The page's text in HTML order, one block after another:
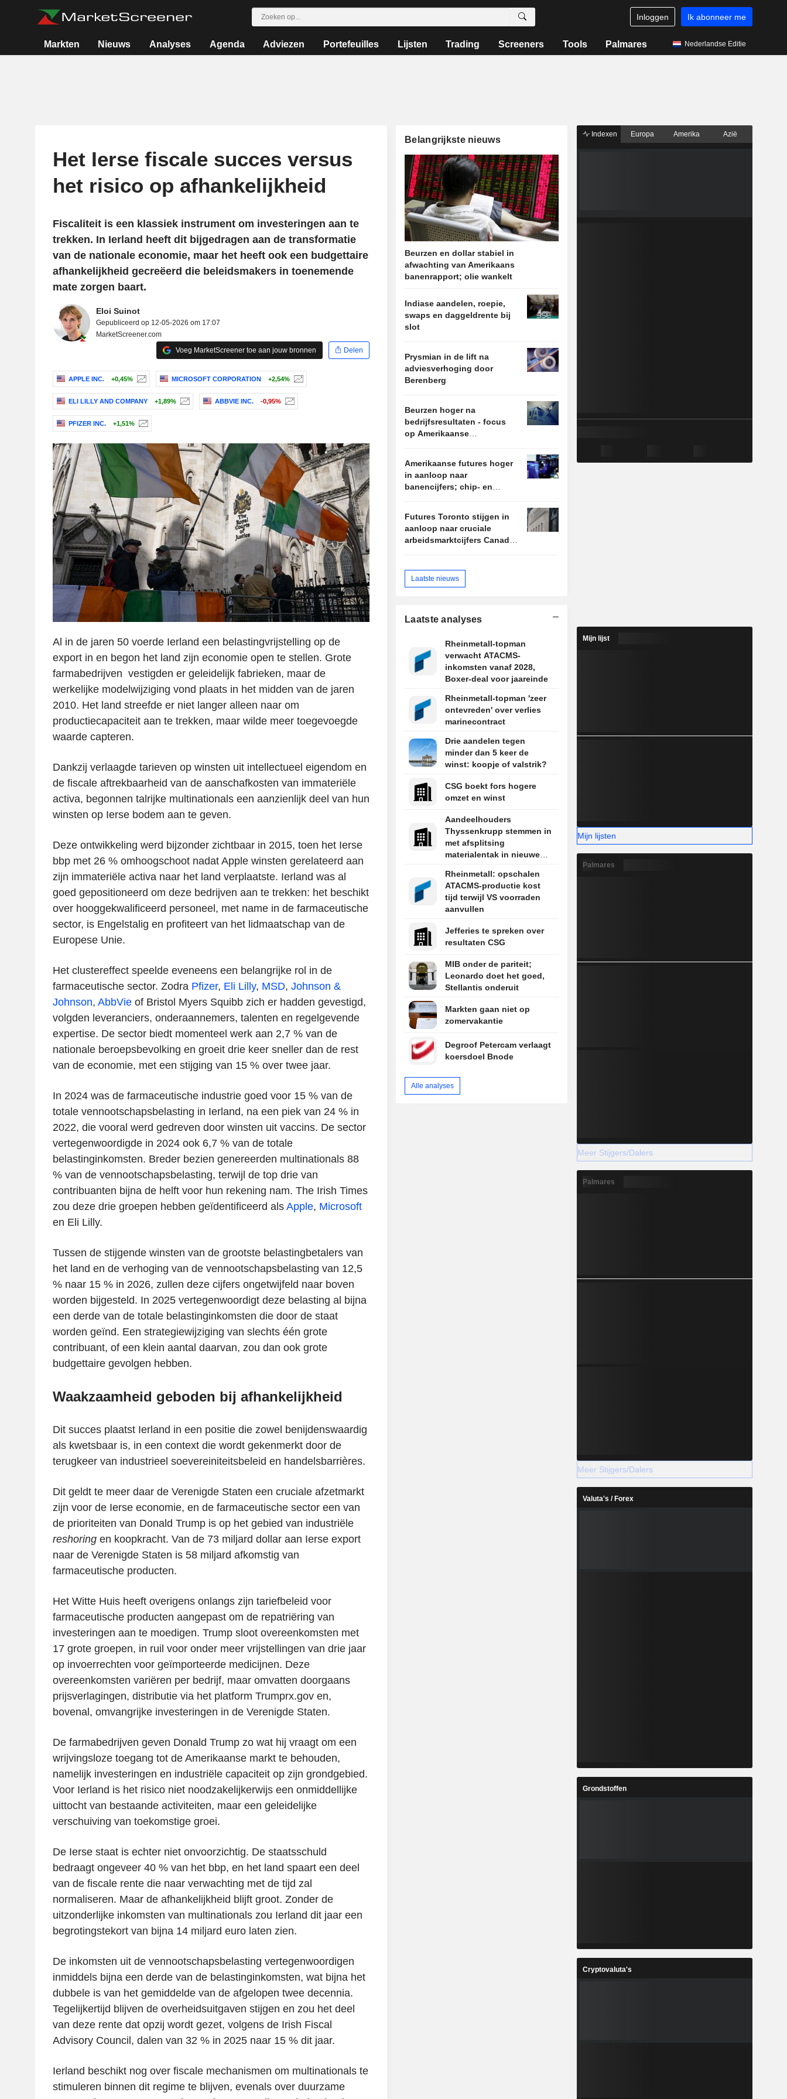
Inloggen Ik abonneer me
Markten Nieuws Analyses Agenda Adviezen Portefeuilles Lijsten Trading Screeners Tools Palmares Nederlandse Editie
Het Ierse fiscale succes versus
het risico op afhankelijkheid
Fiscaliteit is een klassiek instrument om investeringen aan te
trekken. In Ierland heeft dit bijgedragen aan de transformatie
van de nationale economie, maar het heeft ook een budgettaire
afhankelijkheid gecreëerd die beleidsmakers in toenemende
mate zorgen baart.
Eloi Suinot
Gepubliceerd op 12-05-2026 om 17:07
MarketScreener.com
Voeg MarketScreener toe aan jouw bronnen
Delen
APPLE INC. +0,45% MICROSOFT CORPORATION +2,54%
ELI LILLY AND COMPANY +1,89% ABBVIE INC. -0,95%
PFIZER INC. +1,51%
Al in de jaren 50 voerde Ierland een belastingvrijstelling op de
export in en begon het land zijn economie open te stellen. Grote
farmabedrijven vestigden er geleidelijk fabrieken, maar de
werkelijke modelwijziging vond plaats in het midden van de jaren
2010. Het land streefde er niet langer alleen naar om
productiecapaciteit aan te trekken, maar wilde meer toegevoegde
waarde capteren.
Dankzij verlaagde tarieven op winsten uit intellectueel eigendom en
de fiscale aftrekbaarheid van de aanschafkosten van immateriële
activa, begonnen talrijke multinationals een aanzienlijk deel van hun
winsten op Ierse bodem aan te geven.
Deze ontwikkeling werd bijzonder zichtbaar in 2015, toen het Ierse
bbp met 26 % omhoogschoot nadat Apple winsten gerelateerd aan
zijn immateriële activa naar het land verplaatste. Ierland was al
goed gepositioneerd om deze bedrijven aan te trekken: het beschikt
over hooggekwalificeerd personeel, met name in de farmaceutische
sector, is Engelstalig en profiteert van het lidmaatschap van de
Europese Unie.
Het clustereffect speelde eveneens een belangrijke rol in de
farmaceutische sector. Zodra Pfizer, Eli Lilly, MSD, Johnson &
Johnson, AbbVieof Bristol Myers Squibb zich er hadden gevestigd,
volgden leveranciers, onderaannemers, talenten en regelgevende
expertise. De sector biedt momenteel werk aan 2,7 % van de
nationale beroepsbevolking en groeit drie keer sneller dan de rest
van de economie, met een stijging van 15 % over twee jaar.
In 2024 was de farmaceutische industrie goed voor 15 % van de
totale vennootschapsbelasting in Ierland, na een piek van 24 % in
2022, die vooral werd gedreven door winsten uit vaccins. De sector
vertegenwoordigde in 2024 ook 6,7 % van de totale
belastinginkomsten. Breder bezien genereerden multinationals 88
% van de vennootschapsbelasting, terwijl de top drie van
contribuanten bijna de helft voor hun rekening nam. The Irish Times
zou deze drie groepen hebben geïdentificeerd als Apple, Microsoft
en Eli Lilly.
Tussen de stijgende winsten van de grootste belastingbetalers van
het land en de verhoging van de vennootschapsbelasting van 12,5
% naar 15 % in 2026, zullen deze cijfers ongetwijfeld naar boven
worden bijgesteld. In 2025 vertegenwoordigt deze belasting al bijna
een derde van de totale belastinginkomsten die door de staat
worden geïnd. Een strategiewijziging van slechts één grote
contribuant, of een klein aantal daarvan, zou dan ook grote
budgettaire gevolgen hebben.
Waakzaamheid geboden bij afhankelijkheid
Dit succes plaatst Ierland in een positie die zowel benijdenswaardig
als kwetsbaar is, in een context die wordt gekenmerkt door de
terugkeer van industrieel soevereiniteitsbeleid en handelsbarrières.
Dit geldt te meer daar de Verenigde Staten een cruciale afzetmarkt
zijn voor de Ierse economie, en de farmaceutische sector een van
de prioriteiten van Donald Trump is op het gebied van industriële
reshoringen koopkracht. Van de 73 miljard dollar aan Ierse export
naar de Verenigde Staten is 58 miljard afkomstig van
farmaceutische producten.
Het Witte Huis heeft overigens onlangs zijn tariefbeleid voor
farmaceutische producten aangepast om de repatriëring van
investeringen aan te moedigen. Trump sloot overeenkomsten met
17 grote groepen, in ruil voor onder meer vrijstellingen van drie jaar
op invoerrechten voor geïmporteerde medicijnen. Deze
overeenkomsten variëren per bedrijf, maar omvatten doorgaans
prijsverlagingen, distributie via het platform Trumprx.gov en,
bovenal, omvangrijke investeringen in de Verenigde Staten.
De farmabedrijven geven Donald Trump zo wat hij vraagt om een
wrijvingsloze toegang tot de Amerikaanse markt te behouden,
namelijk investeringen en industriële capaciteit op zijn grondgebied.
Voor Ierland is het risico niet noodzakelijkerwijs een onmiddellijke
uittocht van bestaande activiteiten, maar een geleidelijke
verschuiving van toekomstige groei.
De Ierse staat is echter niet onvoorzichtig. De staatsschuld
bedraagt ongeveer 40 % van het bbp, en het land spaart een deel
van de fiscale rente die naar verwachting met de tijd zal
normaliseren. Maar de afhankelijkheid blijft groot. Zonder de
uitzonderlijke inkomsten van multinationals zou Ierland dit jaar een
begrotingstekort van bijna 14 miljard euro laten zien.
De inkomsten uit de vennootschapsbelasting vertegenwoordigen
inmiddels bijna een derde van de belastinginkomsten, wat bijna het
dubbele is van het gemiddelde van de afgelopen twee decennia.
Tegelijkertijd blijven de overheidsuitgaven stijgen en zou het deel
van deze rente dat opzij wordt gezet, volgens de Irish Fiscal
Advisory Council, dalen van 32 % in 2025 naar 15 % dit jaar.
Ierland beschikt nog over fiscale mechanismen om multinationals te
stimuleren binnen dit regime te blijven, evenals over duurzame
Belangrijkste nieuws
Beurzen en dollar stabiel in
afwachting van Amerikaans
banenrapport; olie wankelt
Indiase aandelen, roepie,
swaps en daggeldrente bij
slot
Prysmian in de lift na
adviesverhoging door
Berenberg
Beurzen hoger na
bedrijfsresultaten - focus
op Amerikaanse
Amerikaanse futures hoger
in aanloop naar
banencijfers; chip- en
Futures Toronto stijgen in
aanloop naar cruciale
arbeidsmarktcijfers Canada
Laatste nieuws
Laatste analyses
Rheinmetall-topman
verwacht ATACMS-
inkomsten vanaf 2028,
Boxer-deal voor jaareinde
Rheinmetall-topman 'zeer
ontevreden' over verlies
marinecontract
Drie aandelen tegen
minder dan 5 keer de
winst: koopje of valstrik?
CSG boekt fors hogere
omzet en winst
Aandeelhouders
Thyssenkrupp stemmen in
met afsplitsing
materialentak in nieuwe
Rheinmetall: opschalen
ATACMS-productie kost
tijd terwijl VS voorraden
aanvullen
Jefferies te spreken over
resultaten CSG
MIB onder de pariteit;
Leonardo doet het goed,
Stellantis onderuit
Markten gaan niet op
zomervakantie
Degroof Petercam verlaagt
koersdoel Bnode
Alle analyses
Indexen Europa Amerika Azië
Mijn lijst
Mijn lijsten
Palmares
Meer Stijgers/Dalers
Palmares
Meer Stijgers/Dalers
Valuta's / Forex
Grondstoffen
Cryptovaluta's